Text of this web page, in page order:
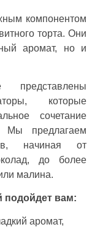
компонентом
торта. Они
аромат, но и
которые
сочетание
Мы предлагаем
начиная от
до более
малина.
подойдет вам:
аромат,